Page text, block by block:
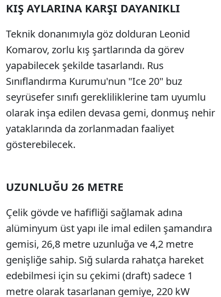
KIŞ AYLARINA KARŞI DAYANIKLI
Teknik donanımıyla göz dolduran Leonid
Komarov, zorlu kış şartlarında da görev
yapabilecek şekilde tasarlandı. Rus
Sınıflandırma Kurumu'nun "Ice 20" buz
seyrüsefer sınıfı gerekliliklerine tam uyumlu
olarak inşa edilen devasa gemi, donmuş nehir
yataklarında da zorlanmadan faaliyet
gösterebilecek.
UZUNLUĞU 26 METRE
Çelik gövde ve hafifliği sağlamak adına
alüminyum üst yapı ile imal edilen şamandıra
gemisi, 26,8 metre uzunluğa ve 4,2 metre
genişliğe sahip. Sığ sularda rahatça hareket
edebilmesi için su çekimi (draft) sadece 1
metre olarak tasarlanan gemiye, 220 kW